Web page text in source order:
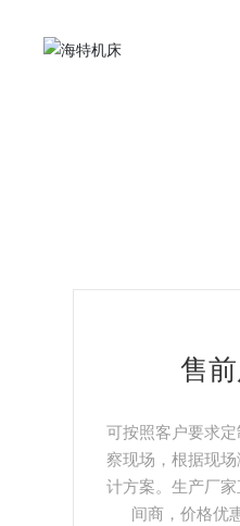
售后服务
售
可按照客户要求
察现场，根据现
计方案。生产厂
间商，价格优